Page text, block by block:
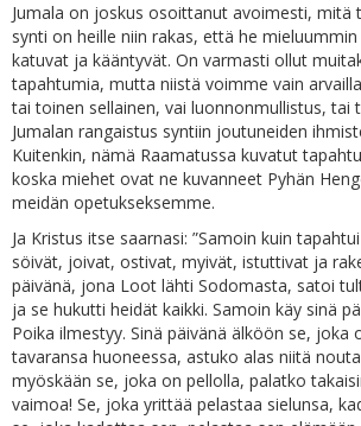
Jumala on joskus osoittanut avoimesti, mitä
synti on heille niin rakas, että he
katuvat ja kääntyvät. On varmasti ollut
tapahtumia, mutta niistä voimme vain
tai toinen sellainen, vai luonnonmullistus, tai
Jumalan rangaistus syntiin joutuneiden
Kuitenkin, nämä Raamatussa kuvatut
koska miehet ovat ne kuvanneet Pyhän
meidän opetukseksemme.
Ja Kristus itse saarnasi: ”Samoin kuin
söivät, joivat, ostivat, myivät, istuttivat ja
päivänä, jona Loot lähti Sodomasta, satoi
ja se hukutti heidät kaikki. Samoin käy sinä
Poika ilmestyy. Sinä päivänä älköön se, joka
tavaransa huoneessa, astuko alas niitä
myöskään se, joka on pellolla, palatko
vaimoa! Se, joka yrittää pelastaa sielunsa,